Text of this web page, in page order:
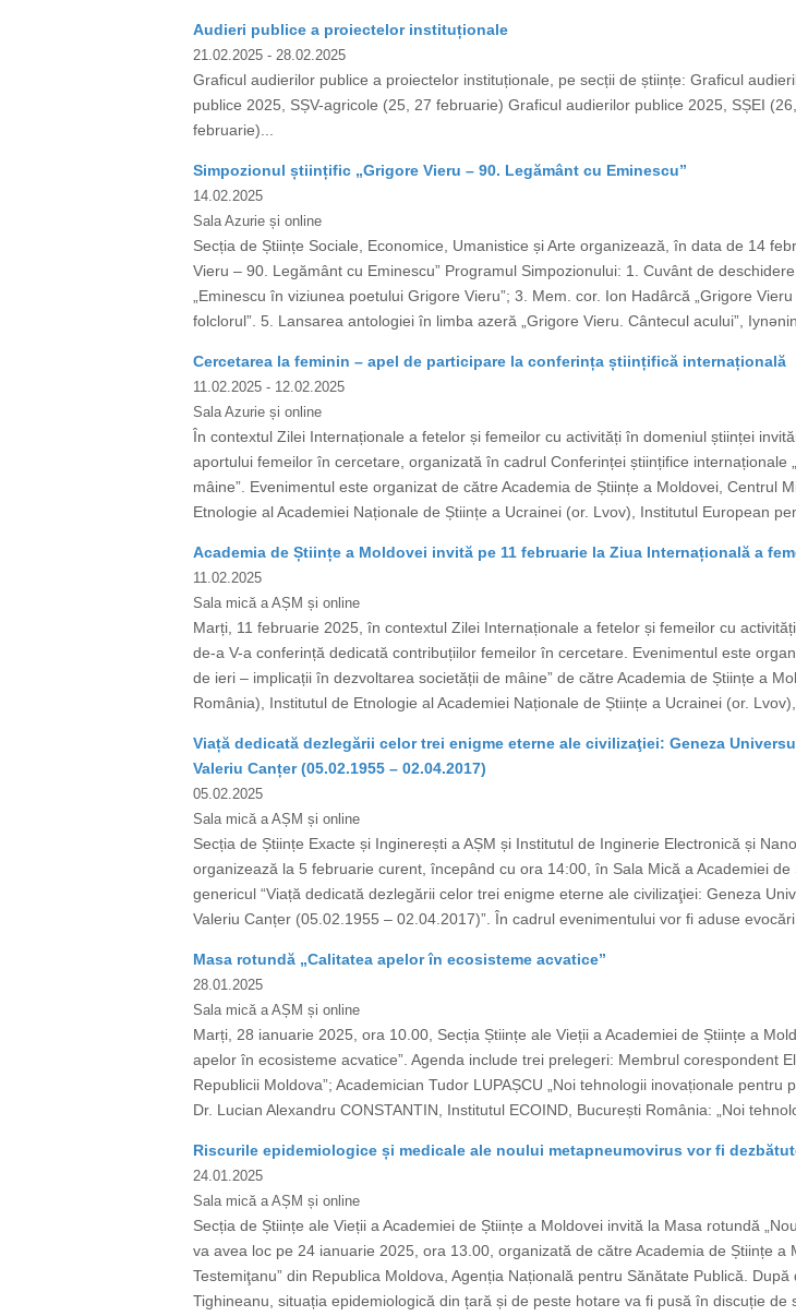
Audieri publice a proiectelor instituționale
21.02.2025 - 28.02.2025
Graficul audierilor publice a proiectelor instituționale, pe secții de științe: Graficul
publice 2025, SȘV-agricole (25, 27 februarie) Graficul audierilor publice 2025, SȘEI
februarie)...
Simpozionul științific „Grigore Vieru – 90. Legământ cu Eminescu”
14.02.2025
Sala Azurie și online
Secția de Științe Sociale, Economice, Umanistice și Arte organizează, în data de 14
Vieru – 90. Legământ cu Eminescu” Programul Simpozionului: 1. Cuvânt de
„Eminescu în viziunea poetului Grigore Vieru”; 3. Mem. cor. Ion Hadârcă „Grigore
folclorul”. 5. Lansarea antologiei în limba azeră „Grigore Vieru. Cântecul acului”,
Cercetarea la feminin – apel de participare la conferința științifică internațională
11.02.2025 - 12.02.2025
Sala Azurie și online
În contextul Zilei Internaționale a fetelor și femeilor cu activități în domeniul științei
aportului femeilor în cercetare, organizată în cadrul Conferinței științifice
mâine”. Evenimentul este organizat de către Academia de Științe a Moldovei, Centrul
Etnologie al Academiei Naționale de Științe a Ucrainei (or. Lvov), Institutul European
Academia de Științe a Moldovei invită pe 11 februarie la Ziua Internațională a
11.02.2025
Sala mică a AȘM și online
Marți, 11 februarie 2025, în contextul Zilei Internaționale a fetelor și femeilor cu
de-a V-a conferință dedicată contribuțiilor femeilor în cercetare. Evenimentul este
de ieri – implicații în dezvoltarea societății de mâine” de către Academia de Științe a
România), Institutul de Etnologie al Academiei Naționale de Științe a Ucrainei (or. Lvov),
Viață dedicată dezlegării celor trei enigme eterne ale civilizaţiei: Geneza
Valeriu Canțer (05.02.1955 – 02.04.2017)
05.02.2025
Sala mică a AȘM și online
Secția de Științe Exacte și Inginerești a AȘM și Institutul de Inginerie Electronică și
organizează la 5 februarie curent, începând cu ora 14:00, în Sala Mică a Academiei
genericul “Viață dedicată dezlegării celor trei enigme eterne ale civilizaţiei: Geneza
Valeriu Canțer (05.02.1955 – 02.04.2017)”. În cadrul evenimentului vor fi aduse
Masa rotundă „Calitatea apelor în ecosisteme acvatice”
28.01.2025
Sala mică a AȘM și online
Marți, 28 ianuarie 2025, ora 10.00, Secția Științe ale Vieții a Academiei de Științe a
apelor în ecosisteme acvatice”. Agenda include trei prelegeri: Membrul corespondent
Republicii Moldova”; Academician Tudor LUPAȘCU „Noi tehnologii inovaționale
Dr. Lucian Alexandru CONSTANTIN, Institutul ECOIND, București România: „Noi
Riscurile epidemiologice și medicale ale noului metapneumovirus vor fi
24.01.2025
Sala mică a AȘM și online
Secția de Științe ale Vieții a Academiei de Științe a Moldovei invită la Masa rotundă
va avea loc pe 24 ianuarie 2025, ora 13.00, organizată de către Academia de Științe
Testemiţanu” din Republica Moldova, Agenția Națională pentru Sănătate Publică.
Tighineanu, situația epidemiologică din țară și de peste hotare va fi pusă în discuție de